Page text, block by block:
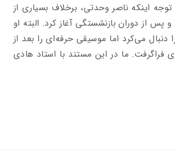
توجه اینکه ناصر وحدتی، برخلاف بسیاری از
از دوران بازنشستگی آغاز کرد. البته او
می‌کرد اما موسیقی حرفه‌ای را بعد از
فراگرفت. ما در این مستند با استاد هادی